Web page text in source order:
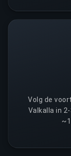
Volg de
Valkalla in